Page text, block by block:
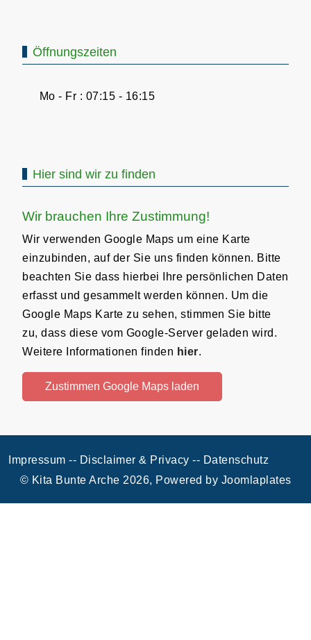
Öffnungszeiten
Mo - Fr : 07:15 - 16:15
Hier sind wir zu finden
Wir brauchen Ihre Zustimmung!
Wir verwenden Google Maps um eine Karte
einzubinden, auf der Sie uns finden können. Bitte
beachten Sie dass hierbei Ihre persönlichen Daten
erfasst und gesammelt werden können. Um die
Google Maps Karte zu sehen, stimmen Sie bitte
zu, dass diese vom Google-Server geladen wird.
Weitere Informationen finden hier.
Zustimmen Google Maps laden
Impressum -- Disclaimer & Privacy -- Datenschutz
© Kita Bunte Arche 2026, Powered by Joomlaplates